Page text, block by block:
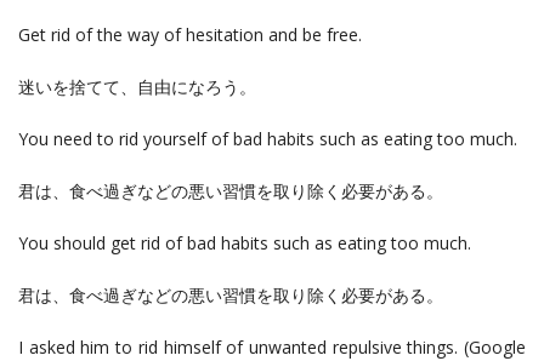
Get rid of the way of hesitation and be free.
迷いを捨てて、自由になろう。
You need to rid yourself of bad habits such as eating too much.
君は、食べ過ぎなどの悪い習慣を取り除く必要がある。
You should get rid of bad habits such as eating too much.
君は、食べ過ぎなどの悪い習慣を取り除く必要がある。
I asked him to rid himself of unwanted repulsive things. (Google